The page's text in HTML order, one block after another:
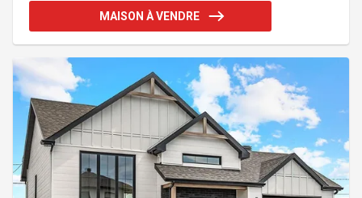
vous être remboursée en totalité avec l'adoption de
la loi C-4. Informez-vous! Addenda :PREMIERS
vous! Modèle NIKKI 2 - demandez les plans! Inc
MAISON À VENDRE